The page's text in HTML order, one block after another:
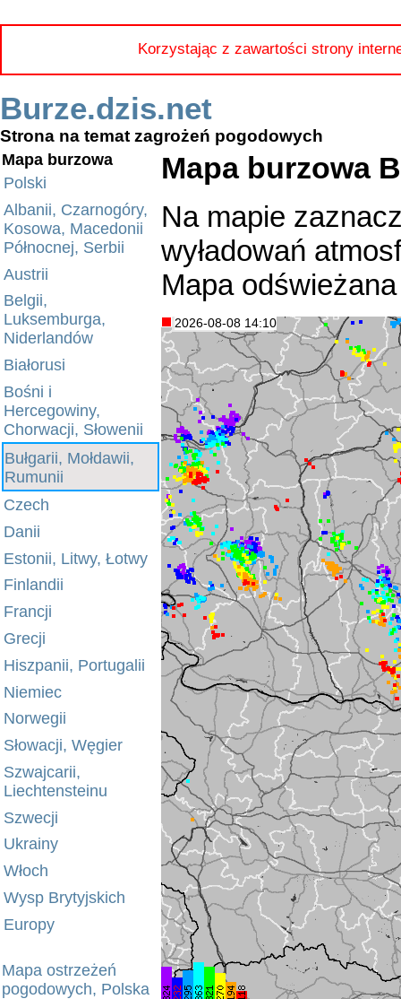
Korzystając z zawartości strony
Burze.dzis.net
Strona na temat zagrożeń pogodowych
Mapa burzowa
Polski
Albanii, Czarnogóry,
Kosowa, Macedonii
Północnej, Serbii
Austrii
Belgii,
Luksemburga,
Niderlandów
Białorusi
Bośni i
Hercegowiny,
Chorwacji, Słowenii
Bułgarii, Mołdawii,
Rumunii
Czech
Danii
Estonii, Litwy, Łotwy
Finlandii
Francji
Grecji
Hiszpanii, Portugalii
Niemiec
Norwegii
Słowacji, Węgier
Szwajcarii,
Liechtensteinu
Szwecji
Ukrainy
Włoch
Wysp Brytyjskich
Europy
Mapa ostrzeżeń
pogodowych, Polska
Mapa burzowa
Na mapie
wyładowań
Mapa
2026-08-08 14:10